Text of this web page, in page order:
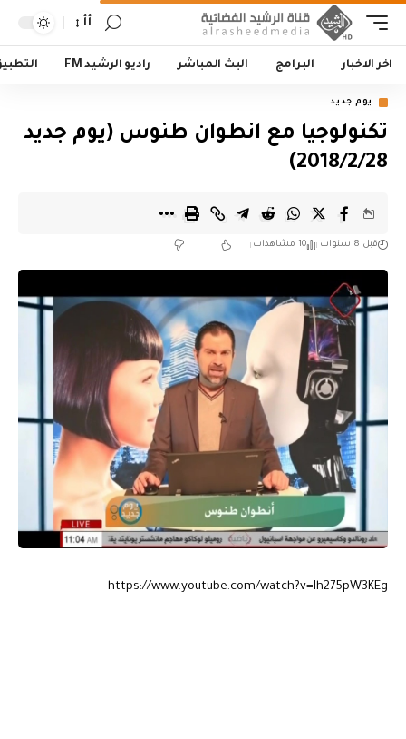
أأ
اخر الاخبار البرامج البث المباشر راديو الرشيد FM
يوم جديد
تكنولوجيا مع انطوان طنوس (يوم جديد
2018/2/28)
قبل 8 سنوات 10 مشاهدات
https://www.youtube.com/watch?v=Ih275pW3KEg